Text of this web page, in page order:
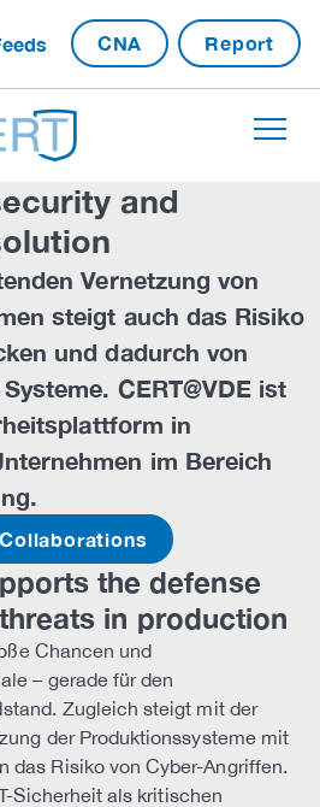
CNA Report
and
Vernetzung von
steigt auch das Risiko
und dadurch von
CERT@VDE ist
in
im Bereich
Collaborations
the defense
in production
Chancen und
– gerade für den
Zugleich steigt mit der
der Produktionssysteme mit
das Risiko von Cyber-Angriffen.
Sicherheit als kritischen